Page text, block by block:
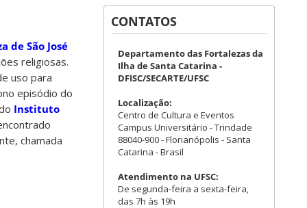
de São José
religiosas.
uso para
episódio do
Instituto
chamada
CONTATOS
Departamento das Fortalezas da
Ilha de Santa Catarina -
DFISC/SECARTE/UFSC
Localização:
Centro de Cultura e Eventos
Campus Universitário - Trindade
88040-900 - Florianópolis - Santa
Catarina - Brasil
Atendimento na UFSC:
De segunda-feira a sexta-feira,
das 7h às 19h